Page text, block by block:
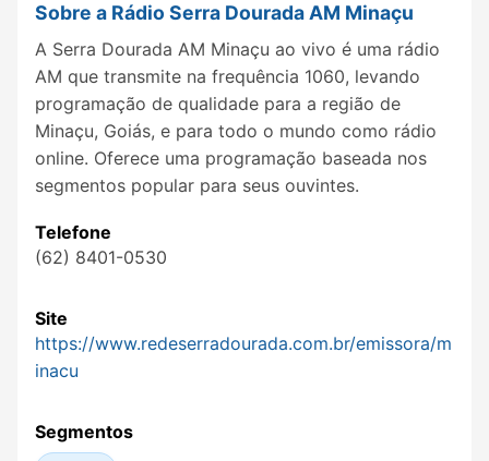
Sobre a Rádio Serra Dourada AM Minaçu
A Serra Dourada AM Minaçu ao vivo é uma rádio
AM que transmite na frequência 1060, levando
programação de qualidade para a região de
Minaçu, Goiás, e para todo o mundo como rádio
online. Oferece uma programação baseada nos
segmentos popular para seus ouvintes.
Telefone
(62) 8401-0530
Site
https://www.redeserradourada.com.br/emissora/m
inacu
Segmentos